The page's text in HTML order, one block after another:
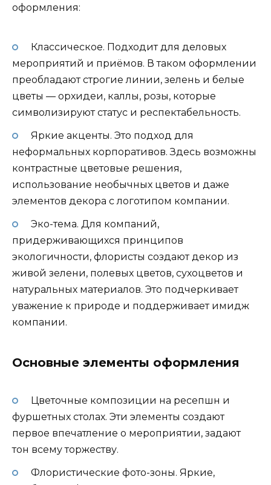
оформления:
Классическое. Подходит для деловых
мероприятий и приёмов. В таком оформлении
преобладают строгие линии, зелень и белые
цветы — орхидеи, каллы, розы, которые
символизируют статус и респектабельность.
Яркие акценты. Это подход для
неформальных корпоративов. Здесь возможны
контрастные цветовые решения,
использование необычных цветов и даже
элементов декора с логотипом компании.
Эко-тема. Для компаний,
придерживающихся принципов
экологичности, флористы создают декор из
живой зелени, полевых цветов, сухоцветов и
натуральных материалов. Это подчеркивает
уважение к природе и поддерживает имидж
компании.
Основные элементы оформления
Цветочные композиции на ресепшн и
фуршетных столах. Эти элементы создают
первое впечатление о мероприятии, задают
тон всему торжеству.
Флористические фото-зоны. Яркие,